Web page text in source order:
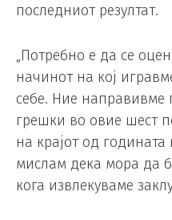
последниот резултат.
„Потребно е да се
начинот на кој
себе. Ние направивме
грешки во овие шест
на крајот од
мислам дека мора да
кога извлекуваме